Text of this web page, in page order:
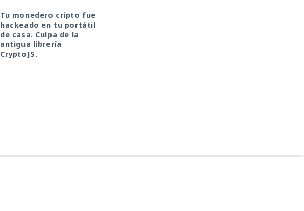
Tu monedero cripto fue
hackeado en tu portátil
de casa. Culpa de la
antigua librería
CryptoJS.